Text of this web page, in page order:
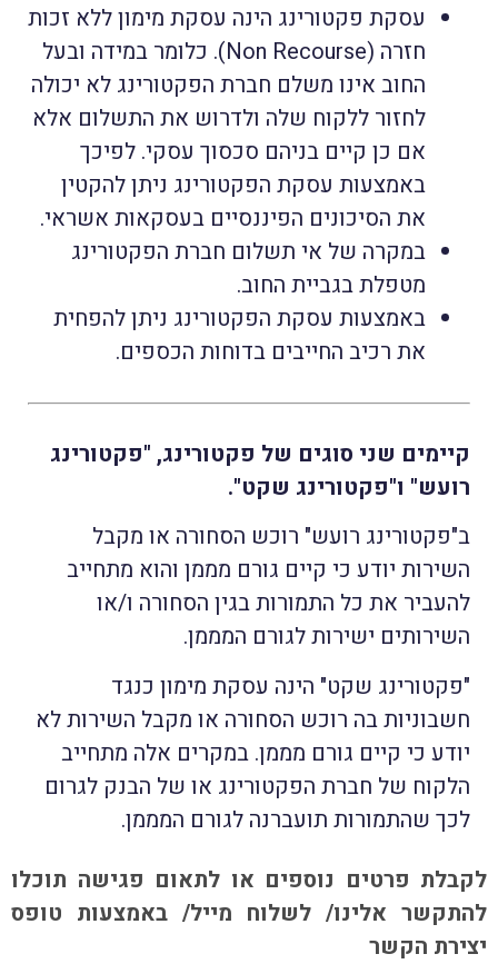
עסקת פקטורינג הינה עסקת מימון ללא זכות
חזרה (Non Recourse). כלומר במידה ובעל
החוב אינו משלם חברת הפקטורינג לא יכולה
לחזור ללקוח שלה ולדרוש את התשלום אלא
אם כן קיים בניהם סכסוך עסקי. לפיכך
באמצעות עסקת הפקטורינג ניתן להקטין
את הסיכונים הפיננסיים בעסקאות אשראי.
במקרה של אי תשלום חברת הפקטורינג
מטפלת בגביית החוב.
באמצעות עסקת הפקטורינג ניתן להפחית
את רכיב החייבים בדוחות הכספים.
קיימים שני סוגים של פקטורינג, "פקטורינג
רועש" ו"פקטורינג שקט".
ב"פקטורינג רועש" רוכש הסחורה או מקבל
השירות יודע כי קיים גורם מממן והוא מתחייב
להעביר את כל התמורות בגין הסחורה ו/או
השירותים ישירות לגורם המממן.
"פקטורינג שקט" הינה עסקת מימון כנגד
חשבוניות בה רוכש הסחורה או מקבל השירות לא
יודע כי קיים גורם מממן. במקרים אלה מתחייב
הלקוח של חברת הפקטורינג או של הבנק לגרום
לכך שהתמורות תועברנה לגורם המממן.
לקבלת פרטים נוספים או לתאום פגישה תוכלו
להתקשר אלינו/ לשלוח מייל/ באמצעות טופס
יצירת הקשר